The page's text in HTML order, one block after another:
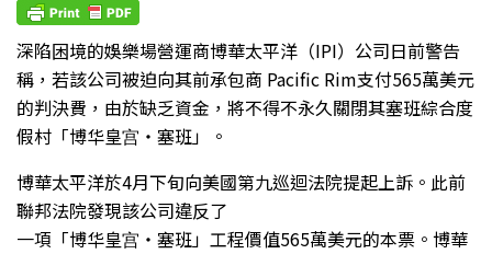
深陷困境的娛樂場營運商博華太平洋（IPI）公司日前警告
稱，若該公司被迫向其前承包商 Pacific Rim支付565萬美元
的判決費，由於缺乏資金，將不得不永久關閉其塞班綜合度
假村「博华皇宫‧塞班」。
博華太平洋於4月下旬向美國第九巡迴法院提起上訴。此前
聯邦法院發現該公司違反了
一項「博华皇宫‧塞班」工程價值565萬美元的本票。博華